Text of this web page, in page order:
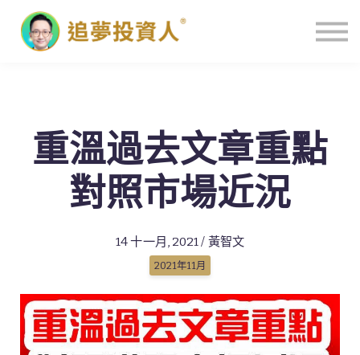
主頁
重溫過去文章重點
對照市場近況
14 十一月, 2021 / 黃智文
2021年11月